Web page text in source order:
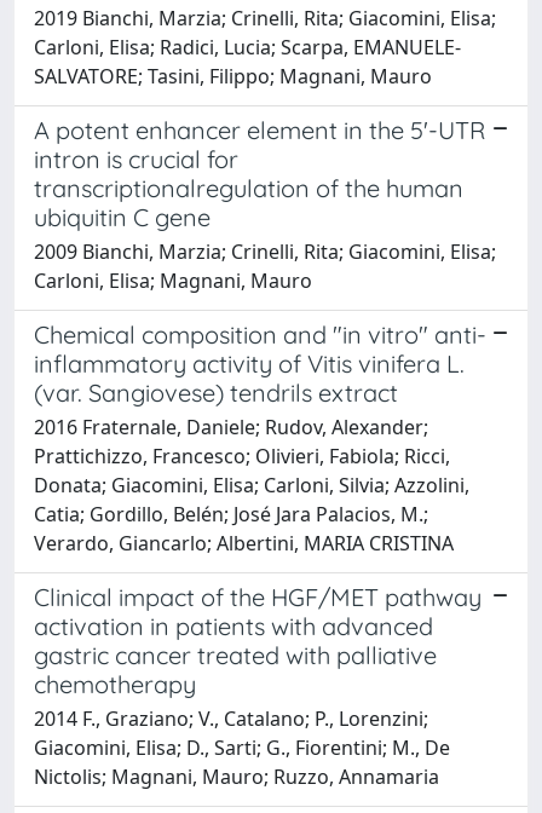
2019 Bianchi, Marzia; Crinelli, Rita; Giacomini, Elisa;
Carloni, Elisa; Radici, Lucia; Scarpa, EMANUELE-
SALVATORE; Tasini, Filippo; Magnani, Mauro
A potent enhancer element in the 5'-UTR
intron is crucial for
transcriptionalregulation of the human
ubiquitin C gene
2009 Bianchi, Marzia; Crinelli, Rita; Giacomini, Elisa;
Carloni, Elisa; Magnani, Mauro
Chemical composition and "in vitro" anti-
inflammatory activity of Vitis vinifera L.
(var. Sangiovese) tendrils extract
2016 Fraternale, Daniele; Rudov, Alexander;
Prattichizzo, Francesco; Olivieri, Fabiola; Ricci,
Donata; Giacomini, Elisa; Carloni, Silvia; Azzolini,
Catia; Gordillo, Belén; José Jara Palacios, M.;
Verardo, Giancarlo; Albertini, MARIA CRISTINA
Clinical impact of the HGF/MET pathway
activation in patients with advanced
gastric cancer treated with palliative
chemotherapy
2014 F., Graziano; V., Catalano; P., Lorenzini;
Giacomini, Elisa; D., Sarti; G., Fiorentini; M., De
Nictolis; Magnani, Mauro; Ruzzo, Annamaria